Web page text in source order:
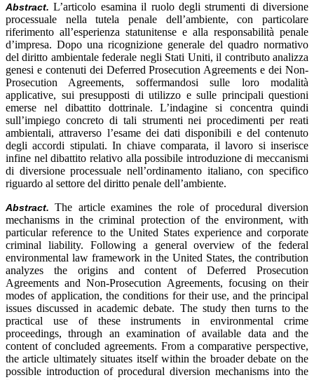
Abstract.L’articolo esamina il ruolo degli strumenti di diversione
processuale nella tutela penale dell’ambiente, con particolare
riferimento all’esperienza statunitense e alla responsabilità penale
d’impresa. Dopo una ricognizione generale del quadro normativo
del diritto ambientale federale negli Stati Uniti, il contributo analizza
genesi e contenuti dei Deferred Prosecution Agreements e dei Non-
Prosecution Agreements, soffermandosi sulle loro modalità
applicative, sui presupposti di utilizzo e sulle principali questioni
emerse nel dibattito dottrinale. L’indagine si concentra quindi
sull’impiego concreto di tali strumenti nei procedimenti per reati
ambientali, attraverso l’esame dei dati disponibili e del contenuto
degli accordi stipulati. In chiave comparata, il lavoro si inserisce
infine nel dibattito relativo alla possibile introduzione di meccanismi
di diversione processuale nell’ordinamento italiano, con specifico
riguardo al settore del diritto penale dell’ambiente.
Abstract.The article examines the role of procedural diversion
mechanisms in the criminal protection of the environment, with
particular reference to the United States experience and corporate
criminal liability. Following a general overview of the federal
environmental law framework in the United States, the contribution
analyzes the origins and content of Deferred Prosecution
Agreements and Non-Prosecution Agreements, focusing on their
modes of application, the conditions for their use, and the principal
issues discussed in academic debate. The study then turns to the
practical use of these instruments in environmental crime
proceedings, through an examination of available data and the
content of concluded agreements. From a comparative perspective,
the article ultimately situates itself within the broader debate on the
possible introduction of procedural diversion mechanisms into the